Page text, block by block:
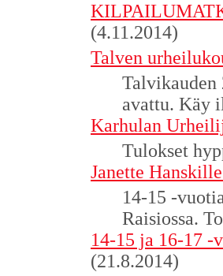
(4.11.2014)
Talven
avattu. Käy
Karhulan
Tulokset
Janette
14-15 -
Raisiossa.
14-15 ja 16-17
(21.8.2014)